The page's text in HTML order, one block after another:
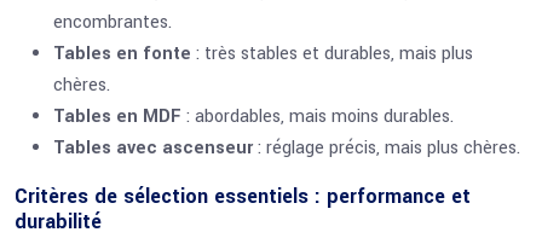
encombrantes.
Tables en fonte : très stables et durables, mais plus
chères.
Tables en MDF : abordables, mais moins durables.
Tables avec ascenseur: réglage précis, mais plus chères.
Critères de sélection essentiels : performance et
durabilité